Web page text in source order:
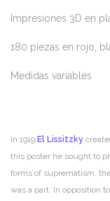
Impresiones 3D en
180 piezas en rojo,
Medidas variables
In 1919 El Lissitzky
this poster he sought to
forms of suprematism,
was a part. In opposition